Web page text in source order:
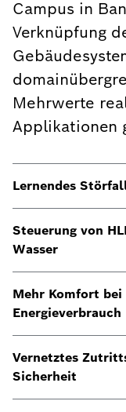
Campus in
Verknüpfung
Mehrwerte
Applikationen
Lernendes
Steuerung von
Wasser
Mehr Komfort
Energieverbrauch
Vernetztes
Sicherheit